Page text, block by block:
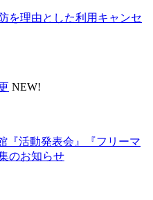
を理由とした利用キャンセ
NEW!
『活動発表会』『フリーマ
のお知らせ